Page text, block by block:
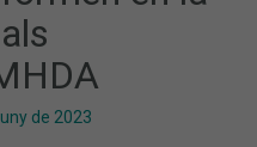
de 2023